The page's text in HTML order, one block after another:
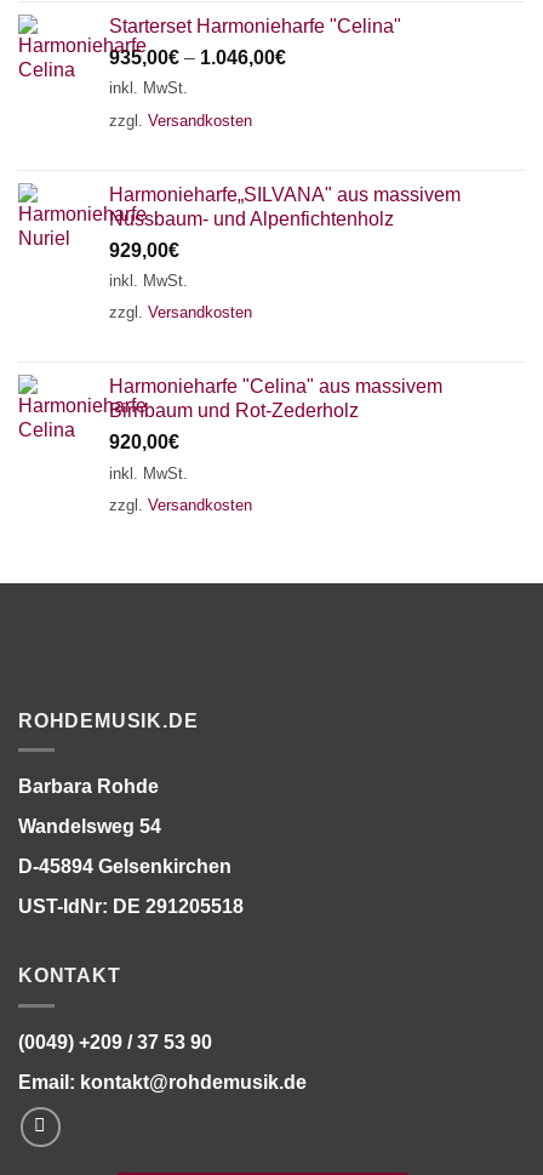
Starterset Harmonieharfe "Celina"
935,00€ – 1.046,00€
inkl. MwSt.
zzgl. Versandkosten
Harmonieharfe„SILVANA" aus massivem
Nussbaum- und Alpenfichtenholz
929,00€
inkl. MwSt.
zzgl. Versandkosten
Harmonieharfe "Celina" aus massivem
Birnbaum und Rot-Zederholz
920,00€
inkl. MwSt.
zzgl. Versandkosten
ROHDEMUSIK.DE
Barbara Rohde
Wandelsweg 54
D-45894 Gelsenkirchen
UST-IdNr: DE 291205518
KONTAKT
(0049) +209 / 37 53 90
Email: kontakt@rohdemusik.de